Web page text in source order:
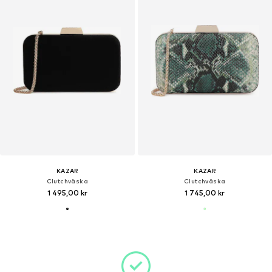
KAZAR
Clutchväska
1 495,00 kr
KAZAR
Clutchväska
1 745,00 kr